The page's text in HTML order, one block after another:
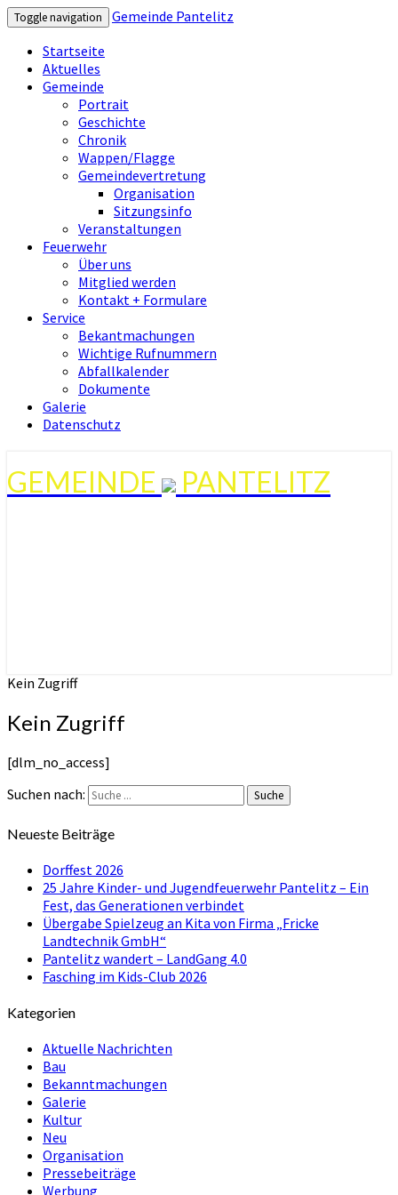
Toggle navigation
Gemeinde Pantelitz
Startseite
Aktuelles
Gemeinde
Portrait
Geschichte
Chronik
Wappen/Flagge
Gemeindevertretung
Organisation
Sitzungsinfo
Veranstaltungen
Feuerwehr
Über uns
Mitglied werden
Kontakt + Formulare
Service
Bekantmachungen
Wichtige Rufnummern
Abfallkalender
Dokumente
Galerie
Datenschutz
GEMEINDE PANTELITZ
Kein Zugriff
Kein Zugriff
[dlm_no_access]
Suchen nach:
Suche
Neueste Beiträge
Dorffest 2026
25 Jahre Kinder- und Jugendfeuerwehr Pantelitz – Ein
Fest, das Generationen verbindet
Übergabe Spielzeug an Kita von Firma „Fricke
Landtechnik GmbH“
Pantelitz wandert – LandGang 4.0
Fasching im Kids-Club 2026
Kategorien
Aktuelle Nachrichten
Bau
Bekanntmachungen
Galerie
Kultur
Neu
Organisation
Pressebeiträge
Werbung